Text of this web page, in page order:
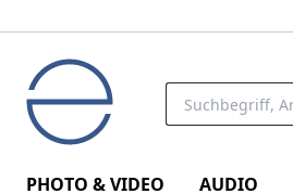
PHOTO & VIDEO AUDIO